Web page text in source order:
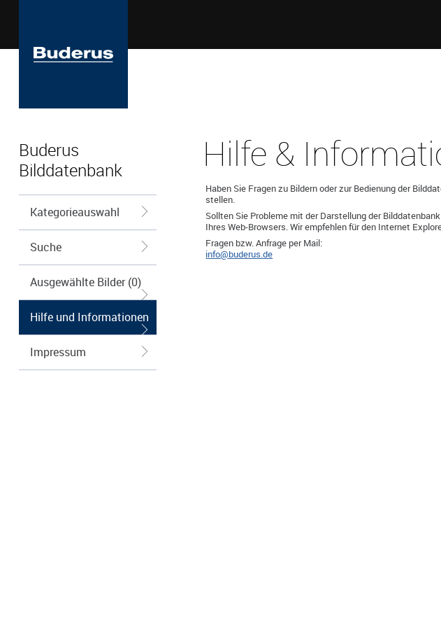
Buderus
Bilddatenbank
Kategorieauswahl
Suche
Ausgewählte Bilder (0)
Hilfe und Informationen
Impressum
Hilfe &
Haben Sie Fragen zu Bildern oder zur Bedienung der
stellen.
Sollten Sie Probleme mit der Darstellung der
Ihres Web-Browsers. Wir empfehlen für den Internet
Fragen bzw. Anfrage per Mail:
info@buderus.de